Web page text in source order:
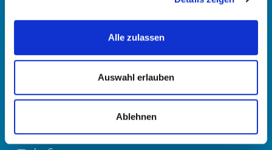
Alle zulassen
Auswahl erlauben
Ablehnen